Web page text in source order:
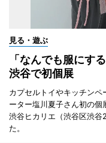
見る・遊ぶ
「なんでも服にす
渋谷で初個展
カプセルトイやキッチン
ーター塩川夏子さん初の個
渋谷ヒカリエ（渋谷区渋谷
た。